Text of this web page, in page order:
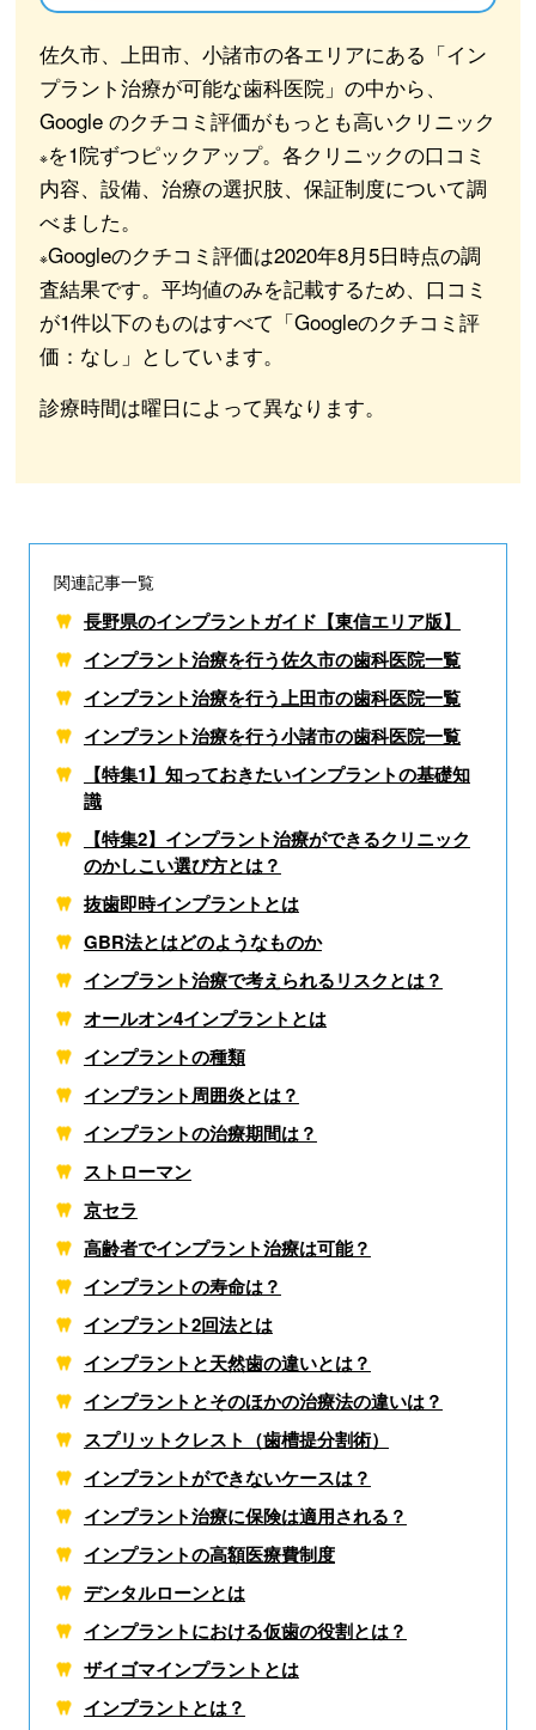
佐久市、上田市、小諸市の各エリアにある「イン
プラント治療が可能な歯科医院」の中から、
Google のクチコミ評価がもっとも高いクリニック
※を1院ずつピックアップ。各クリニックの口コミ
内容、設備、治療の選択肢、保証制度について調
べました。
※Googleのクチコミ評価は2020年8月5日時点の調
査結果です。平均値のみを記載するため、口コミ
が1件以下のものはすべて「Googleのクチコミ評
価：なし」としています。
診療時間は曜日によって異なります。
関連記事一覧
長野県のインプラントガイド【東信エリア版】
インプラント治療を行う佐久市の歯科医院一覧
インプラント治療を行う上田市の歯科医院一覧
インプラント治療を行う小諸市の歯科医院一覧
【特集1】知っておきたいインプラントの基礎知
識
【特集2】インプラント治療ができるクリニック
のかしこい選び方とは？
抜歯即時インプラントとは
GBR法とはどのようなものか
インプラント治療で考えられるリスクとは？
オールオン4インプラントとは
インプラントの種類
インプラント周囲炎とは？
インプラントの治療期間は？
ストローマン
京セラ
高齢者でインプラント治療は可能？
インプラントの寿命は？
インプラント2回法とは
インプラントと天然歯の違いとは？
インプラントとそのほかの治療法の違いは？
スプリットクレスト（歯槽提分割術）
インプラントができないケースは？
インプラント治療に保険は適用される？
インプラントの高額医療費制度
デンタルローンとは
インプラントにおける仮歯の役割とは？
ザイゴマインプラントとは
インプラントとは？